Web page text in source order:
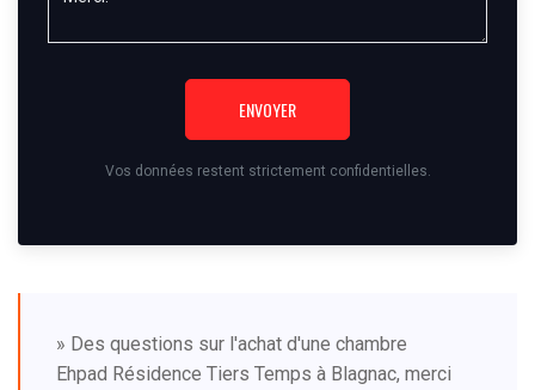
ENVOYER
Vos données restent strictement confidentielles.
» Des questions sur l'achat d'une chambre
Ehpad Résidence Tiers Temps à Blagnac, merci